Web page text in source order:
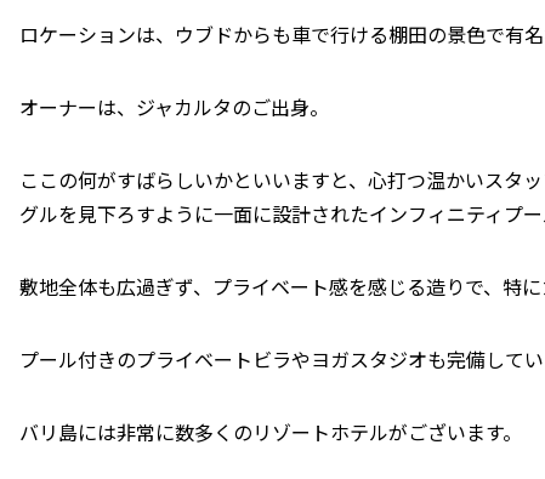
ロケーションは、ウブドからも車で行ける棚田の景色で有
オーナーは、ジャカルタのご出身。
ここの何がすばらしいかといいますと、心打つ温かいスタ
グルを見下ろすように一面に設計されたインフィニティプー
敷地全体も広過ぎず、プライベート感を感じる造りで、特
プール付きのプライベートビラやヨガスタジオも完備してい
バリ島には非常に数多くのリゾートホテルがございます。